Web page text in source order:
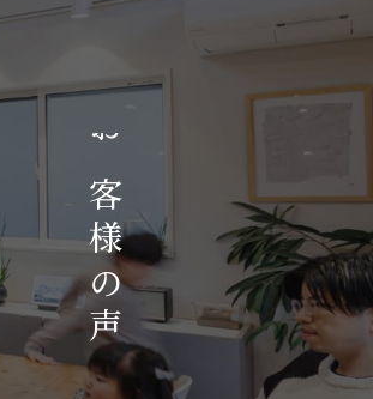
お
客
様
の
声
ント
クセス